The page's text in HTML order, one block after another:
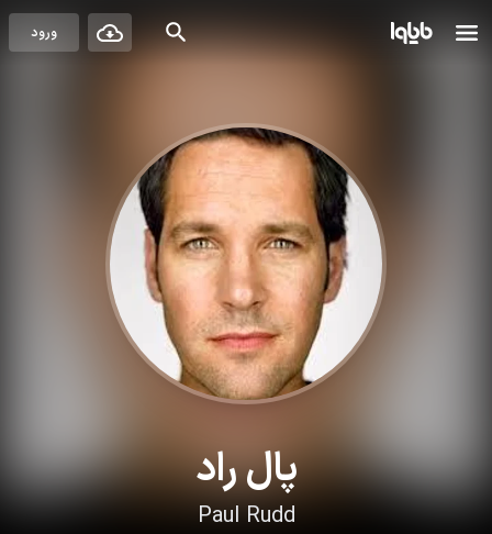
ورود
پال راد
Paul Rudd